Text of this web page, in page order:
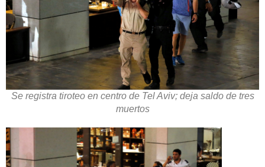
Se registra tiroteo en centro de Tel Aviv; deja saldo de tres
muertos